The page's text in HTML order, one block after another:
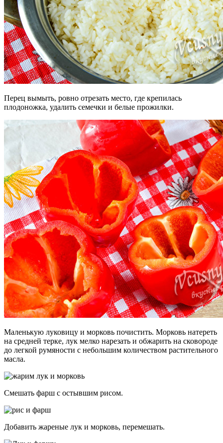
Перец вымыть, ровно отрезать место, где крепилась
плодоножка, удалить семечки и белые прожилки.
Маленькую луковицу и морковь почистить. Морковь натереть
на средней терке, лук мелко нарезать и обжарить на сковороде
до легкой румяности с небольшим количеством растительного
масла.
Смешать фарш с остывшим рисом.
Добавить жареные лук и морковь, перемешать.